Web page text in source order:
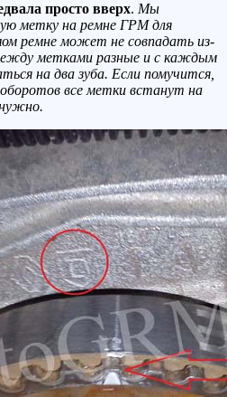
просто вверх. Мы
метку на ремне ГРМ для
ремне может не совпадать из-
метками разные и с каждым
на два зуба. Если помучится,
все метки встанут на